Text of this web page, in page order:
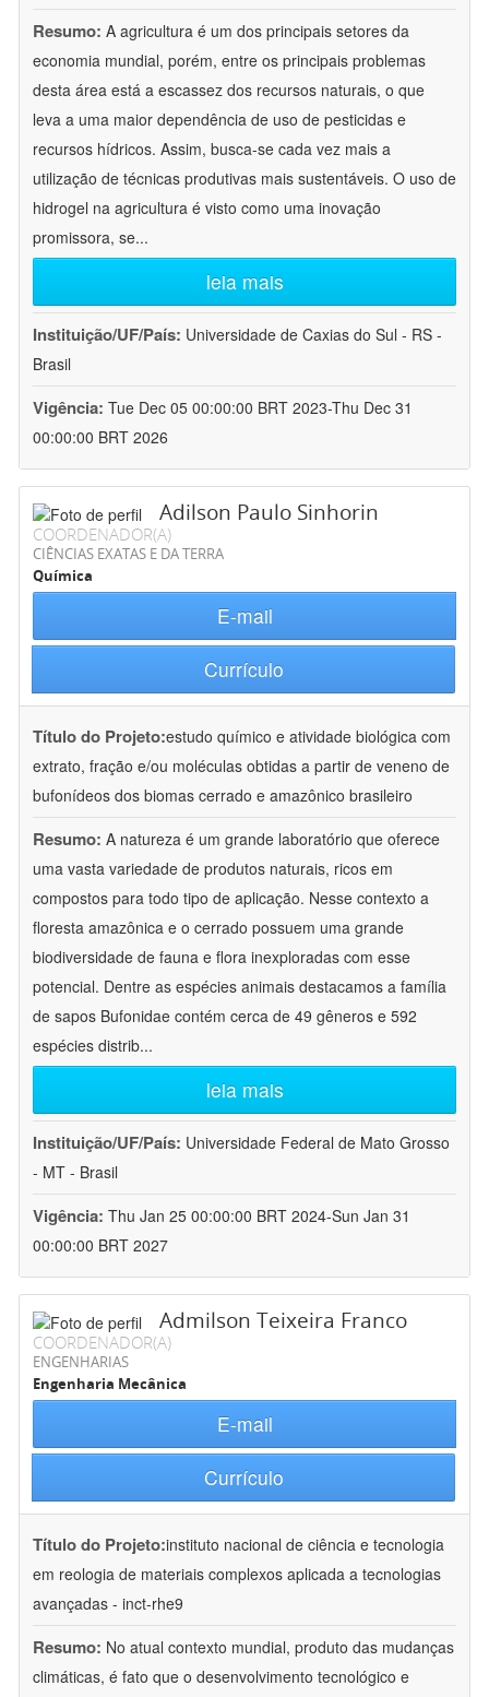
Resumo: A agricultura é um dos principais setores da
economia mundial, porém, entre os principais problemas
desta área está a escassez dos recursos naturais, o que
leva a uma maior dependência de uso de pesticidas e
recursos hídricos. Assim, busca-se cada vez mais a
utilização de técnicas produtivas mais sustentáveis. O uso de
hidrogel na agricultura é visto como uma inovação
promissora, se...
leia mais
Instituição/UF/País: Universidade de Caxias do Sul - RS -
Brasil
Vigência: Tue Dec 05 00:00:00 BRT 2023-Thu Dec 31
00:00:00 BRT 2026
Adilson Paulo Sinhorin
COORDENADOR(A)
CIÊNCIAS EXATAS E DA TERRA
Química
E-mail
Currículo
Título do Projeto:estudo químico e atividade biológica com
extrato, fração e/ou moléculas obtidas a partir de veneno de
bufonídeos dos biomas cerrado e amazônico brasileiro
Resumo: A natureza é um grande laboratório que oferece
uma vasta variedade de produtos naturais, ricos em
compostos para todo tipo de aplicação. Nesse contexto a
floresta amazônica e o cerrado possuem uma grande
biodiversidade de fauna e flora inexploradas com esse
potencial. Dentre as espécies animais destacamos a família
de sapos Bufonidae contém cerca de 49 gêneros e 592
espécies distrib...
leia mais
Instituição/UF/País: Universidade Federal de Mato Grosso
- MT - Brasil
Vigência: Thu Jan 25 00:00:00 BRT 2024-Sun Jan 31
00:00:00 BRT 2027
Admilson Teixeira Franco
COORDENADOR(A)
ENGENHARIAS
Engenharia Mecânica
E-mail
Currículo
Título do Projeto:instituto nacional de ciência e tecnologia
em reologia de materiais complexos aplicada a tecnologias
avançadas - inct-rhe9
Resumo: No atual contexto mundial, produto das mudanças
climáticas, é fato que o desenvolvimento tecnológico e